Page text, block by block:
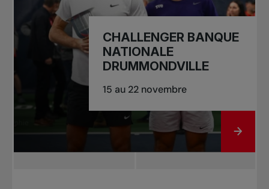
CHALLENGER BANQUE
NATIONALE
DRUMMONDVILLE
15 au 22 novembre
ALLER